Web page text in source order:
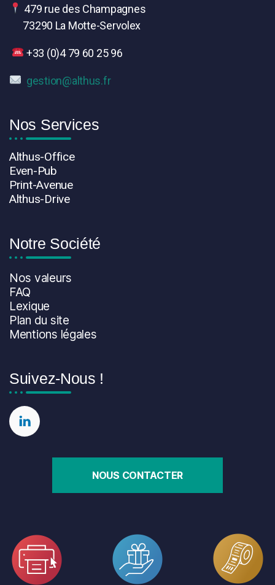
479 rue des Champagnes
73290 La Motte-Servolex
+33 (0)4 79 60 25 96
gestion@althus.fr
Nos Services
Althus-Office
Even-Pub
Print-Avenue
Althus-Drive
Notre Société
Nos valeurs
FAQ
Lexique
Plan du site
Mentions légales
Suivez-Nous !
NOUS CONTACTER